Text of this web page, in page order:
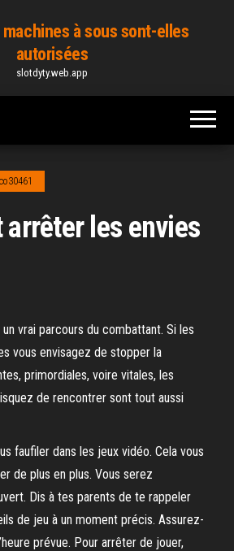
à sous sont-elles
autorisées
slotdyty.web.app
arrêter les envies
vrai parcours du combattant. Si les
vous envisagez de stopper la
primordiales, voire vitales, les
de rencontrer sont tout aussi
faufiler dans les jeux vidéo. Cela vous
de plus en plus. Vous serez
Dis à tes parents de te rappeler
de jeu à un moment précis. Assurez-
prévue. Pour arrêter de jouer,